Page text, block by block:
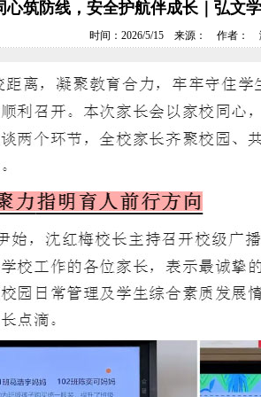
心筑防线，安全护航伴成长｜弘文
时间：2026/5/15 来源： 作者：